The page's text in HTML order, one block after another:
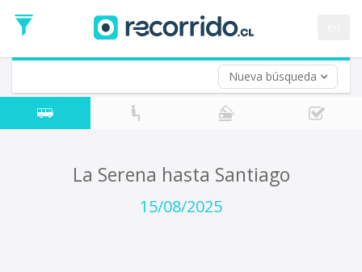
Nueva búsqueda
de
Ida
Vuelta (opcional)
Fecha
de
La Serena hasta Santiago
15/08/2025